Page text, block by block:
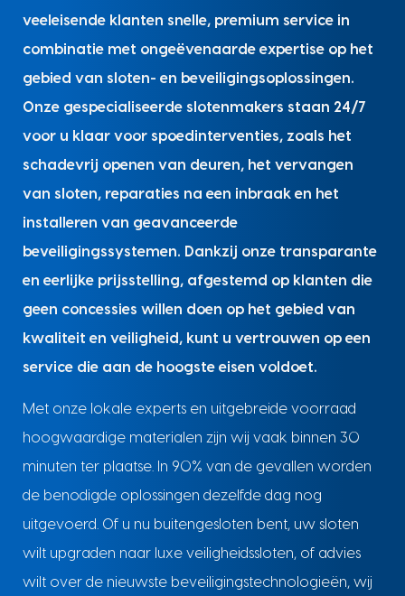
veeleisende klanten snelle, premium service in
combinatie met ongeëvenaarde expertise op het
gebied van sloten- en beveiligingsoplossingen.
Onze gespecialiseerde slotenmakers staan 24/7
voor u klaar voor spoedinterventies, zoals het
schadevrij openen van deuren, het vervangen
van sloten, reparaties na een inbraak en het
installeren van geavanceerde
beveiligingssystemen. Dankzij onze transparante
en eerlijke prijsstelling, afgestemd op klanten die
geen concessies willen doen op het gebied van
kwaliteit en veiligheid, kunt u vertrouwen op een
service die aan de hoogste eisen voldoet.
Met onze lokale experts en uitgebreide voorraad
hoogwaardige materialen zijn wij vaak binnen 30
minuten ter plaatse. In 90% van de gevallen worden
de benodigde oplossingen dezelfde dag nog
uitgevoerd. Of u nu buitengesloten bent, uw sloten
wilt upgraden naar luxe veiligheidssloten, of advies
wilt over de nieuwste beveiligingstechnologieën, wij